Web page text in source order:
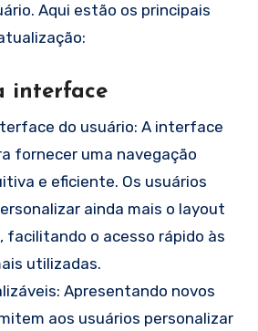
Aqui estão os principais
interface
do usuário: A interface
fornecer uma navegação
e eficiente. Os usuários
ainda mais o layout
facilitando o acesso rápido às
utilizadas.
Apresentando novos
aos usuários personalizar